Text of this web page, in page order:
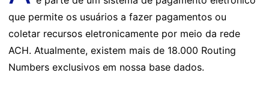
que permite os usuários a fazer pagamentos ou
coletar recursos eletronicamente por meio da rede
ACH. Atualmente, existem mais de 18.000 Routing
Numbers exclusivos em nossa base dados.